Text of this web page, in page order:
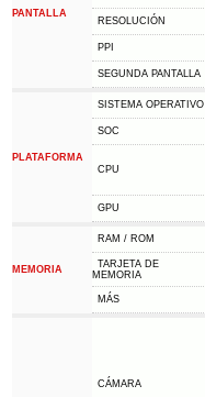
PANTALLA
RESOLUCIÓN
PPI
SEGUNDA PANTALLA
PLATAFORMA
SISTEMA OPERATIVO
SOC
CPU
GPU
MEMORIA
RAM / ROM
TARJETA DE
MEMORIA
MÁS
CÁMARA